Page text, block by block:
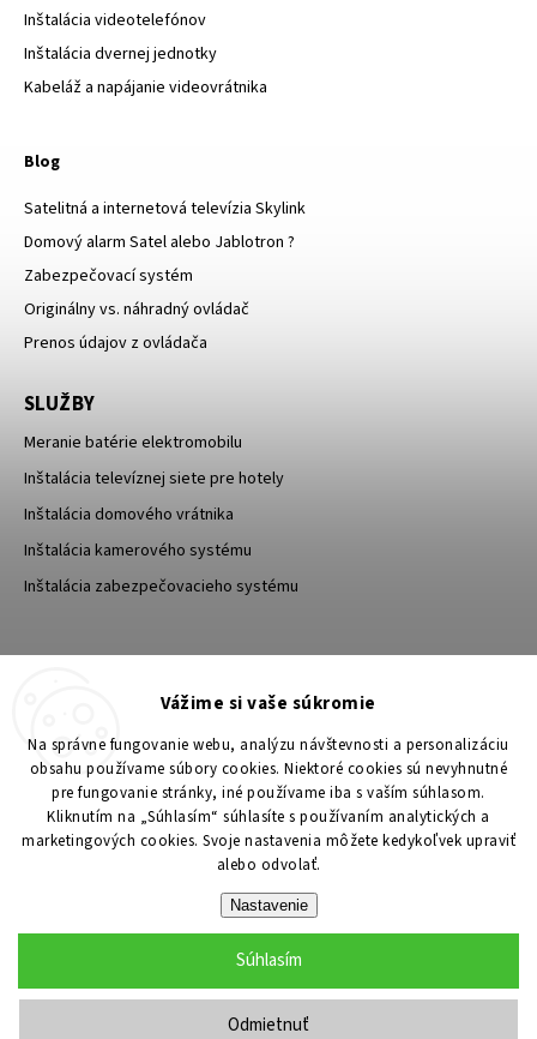
Vážime si vaše súkromie
Na správne fungovanie webu, analýzu návštevnosti a personalizáciu
obsahu používame súbory cookies. Niektoré cookies sú nevyhnutné
pre fungovanie stránky, iné používame iba s vaším súhlasom.
Kliknutím na „Súhlasím“ súhlasíte s používaním analytických a
marketingových cookies. Svoje nastavenia môžete kedykoľvek upraviť
alebo odvolať.
Nastavenie
Odmietnuť
Súhlasím
Inštalácia videotelefónov
Inštalácia dvernej jednotky
Kabeláž a napájanie videovrátnika
Blog
Satelitná a internetová televízia Skylink
Domový alarm Satel alebo Jablotron ?
Zabezpečovací systém
Originálny vs. náhradný ovládač
Prenos údajov z ovládača
SLUŽBY
Meranie batérie elektromobilu
Inštalácia televíznej siete pre hotely
Inštalácia domového vrátnika
Inštalácia kamerového systému
Inštalácia zabezpečovacieho systému
Upraviť nastavenie cookies